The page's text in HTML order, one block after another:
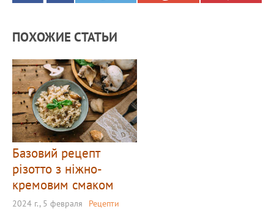
ПОХОЖИЕ СТАТЬИ
Базовий рецепт
різотто з ніжно-
кремовим смаком
2024 г., 5 февраля Рецепти